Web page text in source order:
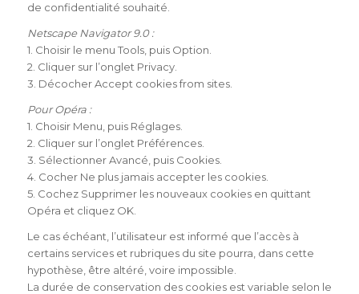
de confidentialité souhaité.
Netscape Navigator 9.0 :
1. Choisir le menu Tools, puis Option.
2. Cliquer sur l’onglet Privacy.
3. Décocher Accept cookies from sites.
Pour Opéra :
1. Choisir Menu, puis Réglages.
2. Cliquer sur l’onglet Préférences.
3. Sélectionner Avancé, puis Cookies.
4. Cocher Ne plus jamais accepter les cookies.
5. Cochez Supprimer les nouveaux cookies en quittant
Opéra et cliquez OK.
Le cas échéant, l’utilisateur est informé que l’accès à
certains services et rubriques du site pourra, dans cette
hypothèse, être altéré, voire impossible.
La durée de conservation des cookies est variable selon le